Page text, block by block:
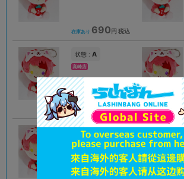
在庫あり 690 円 税込
状態 : A
高崎店
在庫あり 2,277円 税込
状態 : A
松山店